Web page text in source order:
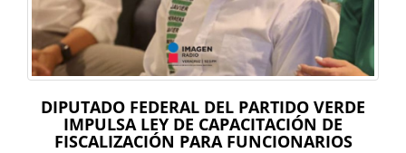
DIPUTADO FEDERAL DEL PARTIDO VERDE
IMPULSA LEY DE CAPACITACIÓN DE
FISCALIZACIÓN PARA FUNCIONARIOS